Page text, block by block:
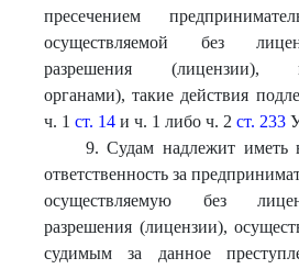
пресечением
осуществляемой без
разрешения (лицензии),
органами), такие действия
ч. 1 ст. 14 и ч. 1 либо ч. 2 ст. 233
9. Судам надлежит иметь
ответственность за
осуществляемую без
разрешения (лицензии),
судимым за данное